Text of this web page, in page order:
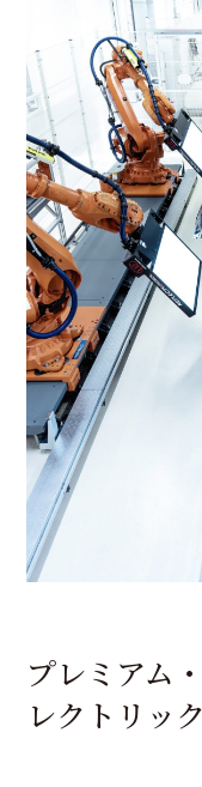
プレミアム
レクトリック